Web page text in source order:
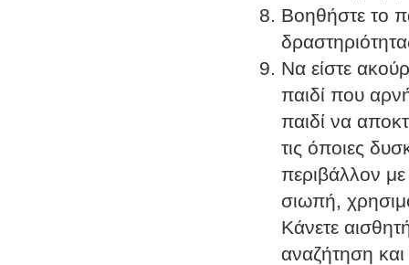
Βοηθήστε το
Να είστε
παιδί που
παιδί να
τις όποιες
περιβάλλον
σιωπή,
Κάνετε
αναζήτηση και